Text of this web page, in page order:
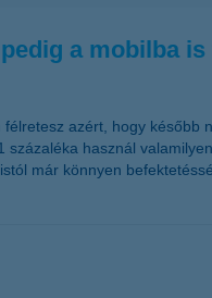
a mobilba is
azért, hogy
használ
már könnyen